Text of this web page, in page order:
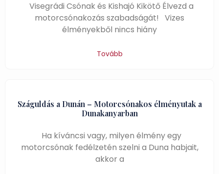
Visegrádi Csónak és Kishajó Kikötő Élvezd a
motorcsónakozás szabadságát! Vizes
élményekből nincs hiány
Tovább
Száguldás a Dunán – Motorcsónakos élményutak a
Dunakanyarban
Ha kíváncsi vagy, milyen élmény egy
motorcsónak fedélzetén szelni a Duna habjait,
akkor a